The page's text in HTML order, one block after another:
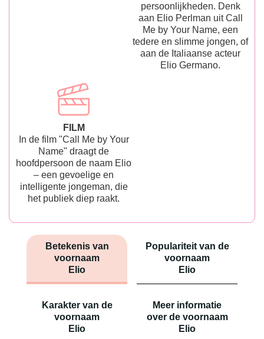
persoonlijkheden. Denk
aan Elio Perlman uit Call
Me by Your Name, een
tedere en slimme jongen, of
aan de Italiaanse acteur
Elio Germano.
FILM
In de film "Call Me by Your
Name" draagt de
hoofdpersoon de naam Elio
– een gevoelige en
intelligente jongeman, die
het publiek diep raakt.
Betekenis van
voornaam
Elio
Populariteit van de
voornaam
Elio
Karakter van de
voornaam
Elio
Meer informatie
over de voornaam
Elio